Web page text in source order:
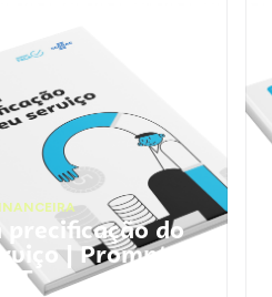
precificação do
| Prompts